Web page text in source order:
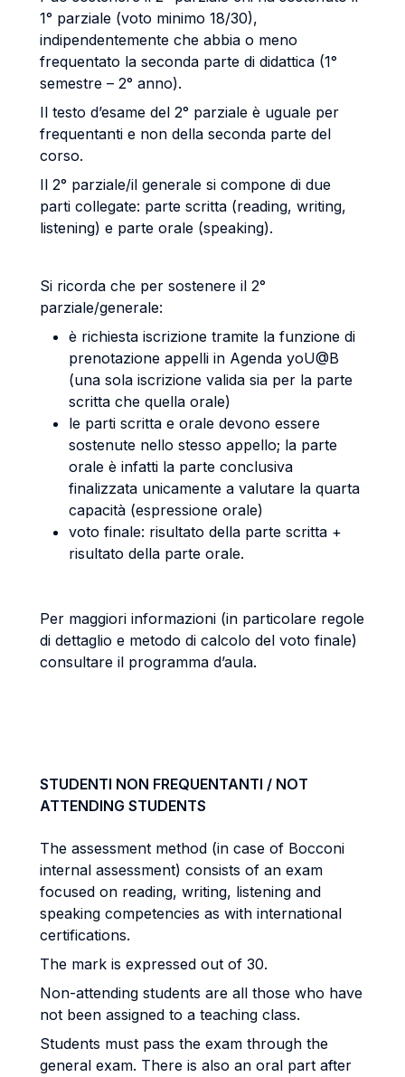
1° parziale (voto minimo 18/30),
indipendentemente che abbia o meno
frequentato la seconda parte di didattica (1°
semestre – 2° anno).
Il testo d’esame del 2° parziale è uguale per
frequentanti e non della seconda parte del
corso.
Il 2° parziale/il generale si compone di due
parti collegate: parte scritta (reading, writing,
listening) e parte orale (speaking).
Si ricorda che per sostenere il 2°
parziale/generale:
è richiesta iscrizione tramite la funzione di
prenotazione appelli in Agenda yoU@B
(una sola iscrizione valida sia per la parte
scritta che quella orale)
le parti scritta e orale devono essere
sostenute nello stesso appello; la parte
orale è infatti la parte conclusiva
finalizzata unicamente a valutare la quarta
capacità (espressione orale)
voto finale: risultato della parte scritta +
risultato della parte orale.
Per maggiori informazioni (in particolare regole
di dettaglio e metodo di calcolo del voto finale)
consultare il programma d’aula.
STUDENTI NON FREQUENTANTI / NOT
ATTENDING STUDENTS
The assessment method (in case of Bocconi
internal assessment) consists of an exam
focused on reading, writing, listening and
speaking competencies as with international
certifications.
The mark is expressed out of 30.
Non-attending students are all those who have
not been assigned to a teaching class.
Students must pass the exam through the
general exam. There is also an oral part after